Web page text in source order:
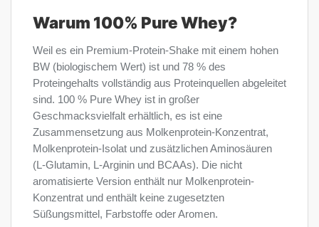
Warum 100% Pure Whey?
Weil es ein Premium-Protein-Shake mit einem hohen
BW (biologischem Wert) ist und 78 % des
Proteingehalts vollständig aus Proteinquellen abgeleitet
sind. 100 % Pure Whey ist in großer
Geschmacksvielfalt erhältlich, es ist eine
Zusammensetzung aus Molkenprotein-Konzentrat,
Molkenprotein-Isolat und zusätzlichen Aminosäuren
(L-Glutamin, L-Arginin und BCAAs). Die nicht
aromatisierte Version enthält nur Molkenprotein-
Konzentrat und enthält keine zugesetzten
Süßungsmittel, Farbstoffe oder Aromen.